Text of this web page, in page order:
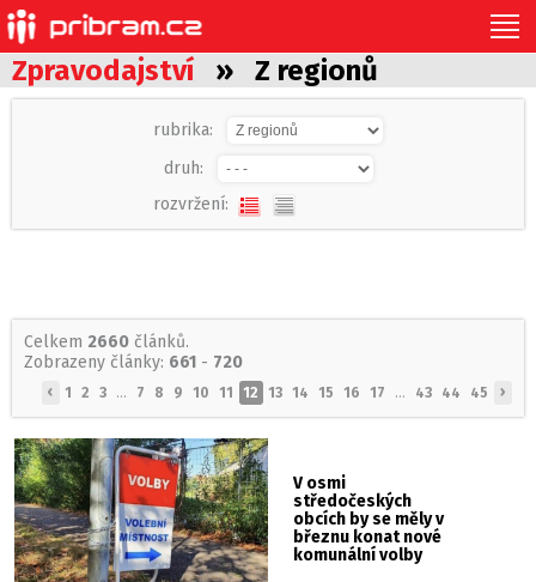
Zpravodajství » Z regionů
rubrika:
druh:
rozvržení:
Celkem 2660 článků.
Zobrazeny články: 661 - 720
‹ 1 2 3 ... 7 8 9 10 11 12 13 14 15 16 17 ... 43 44 45 ›
V osmi
středočeských
obcích by se měly v
březnu konat nové
komunální volby